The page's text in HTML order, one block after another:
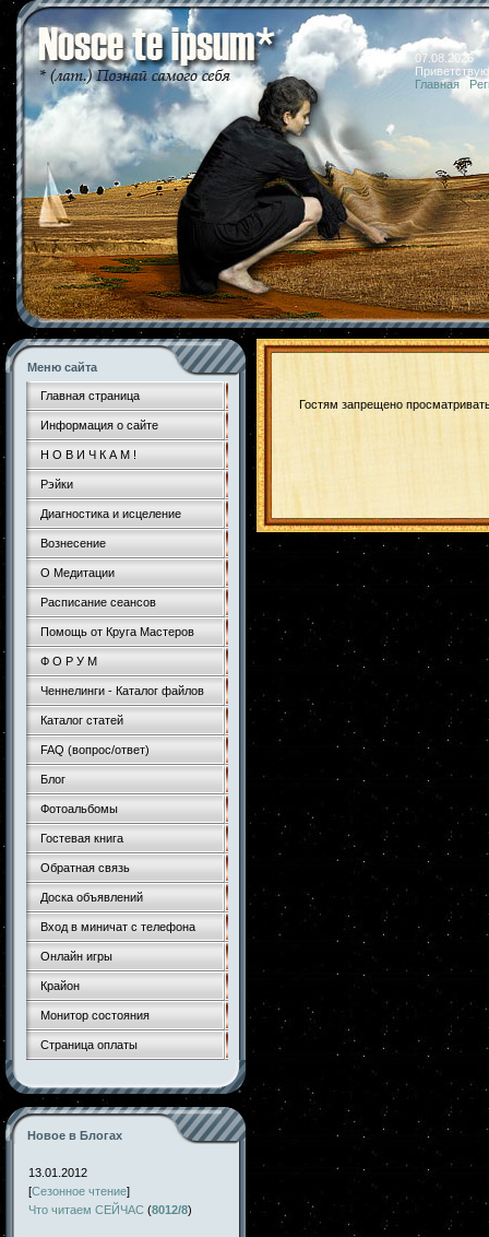
07.08.2026
Главная
Меню сайта
Главная страница
Информация о сайте
Н О В И Ч К А М !
Рэйки
Диагностика и исцеление
Вознесение
О Медитации
Расписание сеансов
Помощь от Круга Мастеров
Ф О Р У М
Ченнелинги - Каталог файлов
Каталог статей
FAQ (вопрос/ответ)
Блог
Фотоальбомы
Гостевая книга
Обратная связь
Доска объявлений
Вход в миничат с телефона
Онлайн игры
Крайон
Монитор состояния
Страница оплаты
Новое в Блогах
13.01.2012
[Сезонное чтение]
Что читаем СЕЙЧАС (8012/8)
Гостям запрещено